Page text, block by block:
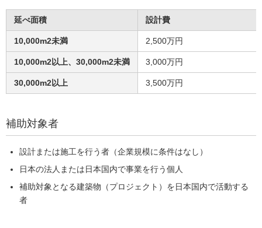
延べ面積 設計費
10,000m2未満 2,500万円
10,000m2以上、30,000m2未満 3,000万円
30,000m2以上 3,500万円
補助対象者
設計または施工を行う者（企業規模に条件はなし）
日本の法人または日本国内で事業を行う個人
補助対象となる建築物（プロジェクト）を日本国内で活動する
者